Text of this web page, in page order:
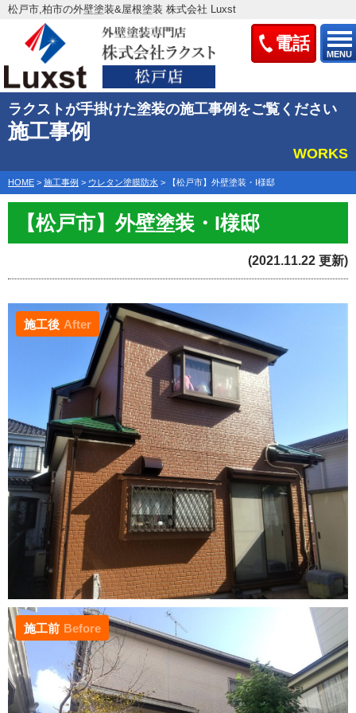
電話
MENU
松戸市,柏市の外壁塗装&屋根塗装 株式会社 Luxst
ラクストが手掛けた塗装の施工事例をご覧ください
施工事例
WORKS
HOME > 施工事例 > ウレタン塗膜防水 > 【松戸市】外壁塗装・I様邸
【松戸市】外壁塗装・I様邸
(2021.11.22 更新)
施工後 After
施工前 Before